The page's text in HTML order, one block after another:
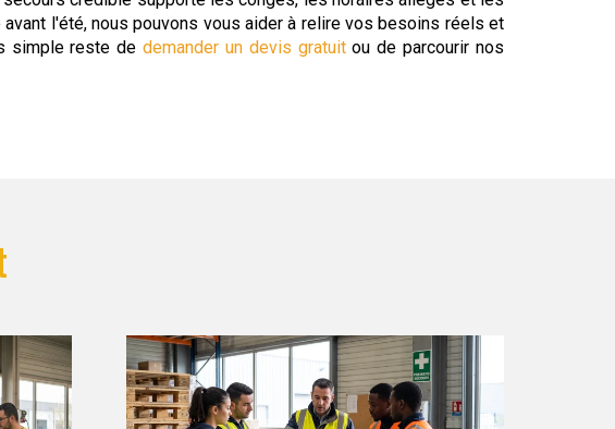
l'été, nous pouvons vous aider à relire vos besoins réels et
simple reste dedemander un devis gratuitou de parcourir nos